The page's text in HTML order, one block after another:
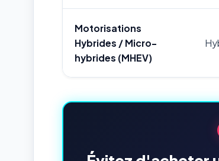
Motorisations
Hybrides / Micro-
hybrides (MHEV)